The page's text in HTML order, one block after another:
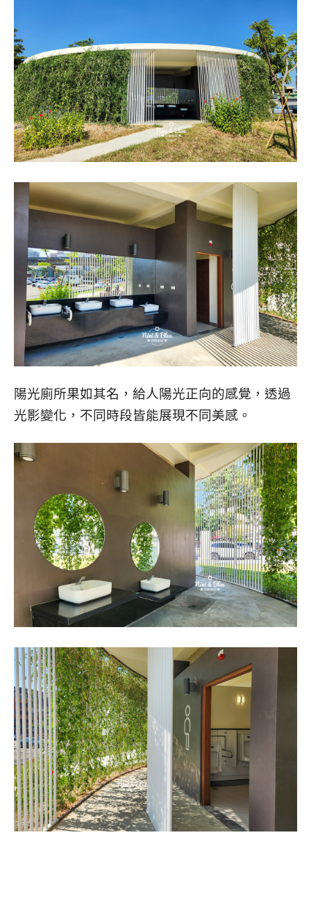
陽光廁所果如其名，給人陽光正向的感覺，透過
光影變化，不同時段皆能展現不同美感。